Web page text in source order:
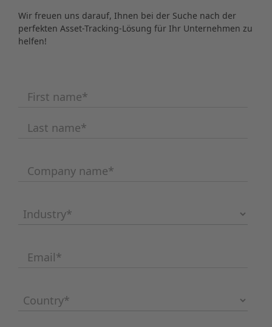
Wir freuen uns darauf, Ihnen bei der Suche nach der
perfekten Asset-Tracking-Lösung für Ihr Unternehmen zu
helfen!